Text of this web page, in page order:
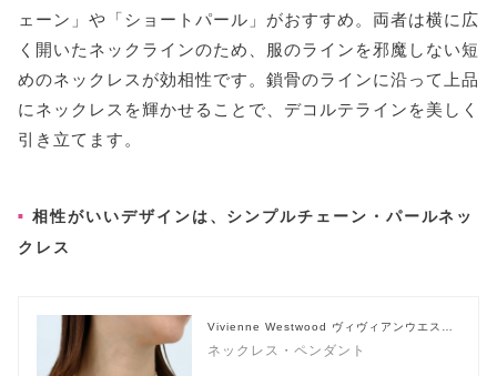
ェーン」や「ショートパール」がおすすめ。両者は横に広
く開いたネックラインのため、服のラインを邪魔しない短
めのネックレスが効相性です。鎖骨のラインに沿って上品
にネックレスを輝かせることで、デコルテラインを美しく
引き立てます。
相性がいいデザインは、シンプルチェーン・パールネッ
クレス
Vivienne Westwood ヴィヴィアンウエスト
ウッド
ネックレス・ペンダント